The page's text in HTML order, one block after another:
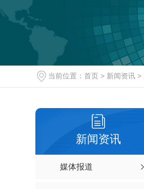
当前位置： 首页 > 新闻资讯 >
新闻资讯
媒体报道